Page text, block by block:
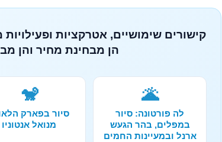
קישורים שימושיים, אטרקציות
הן מבחינת מחיר והן
🌋
לה פורטונה: סיור
במפלים, בהר הגעש
ארנל ובמעיינות החמים
🐒
סיור בפארק
מנואל אנטוניו